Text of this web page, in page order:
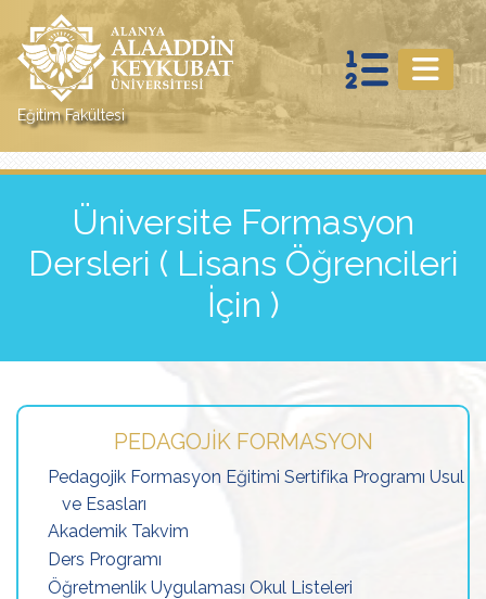
Eğitim Fakültesi
Üniversite Formasyon
Dersleri ( Lisans Öğrencileri
İçin )
PEDAGOJIK FORMASYON
Pedagojik Formasyon Eğitimi Sertifika Programı Usul
ve Esasları
Akademik Takvim
Ders Programı
Öğretmenlik Uygulaması Okul Listeleri